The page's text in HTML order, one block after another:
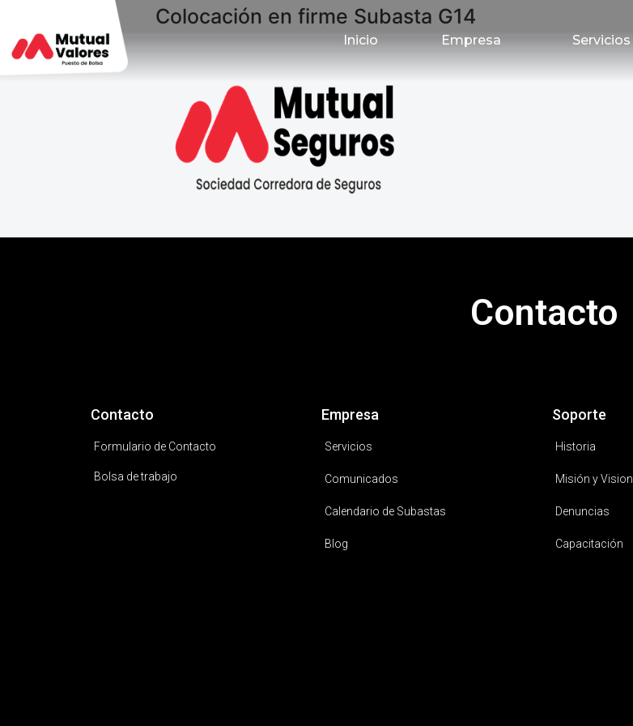
Inicio Empresa Servicios
Colocación en firme Subasta G14
Contacto
Contacto
Formulario de Contacto
Bolsa de trabajo
Empresa
Servicios
Comunicados
Calendario de Subastas
Blog
Soporte
Historia
Misión y Vision
Denuncias
Capacitación